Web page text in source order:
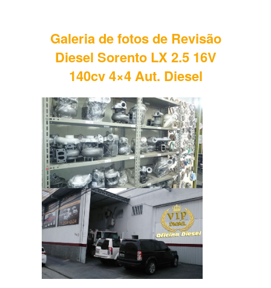
Galeria de fotos de Revisão
Diesel Sorento LX 2.5 16V
140cv 4×4 Aut. Diesel